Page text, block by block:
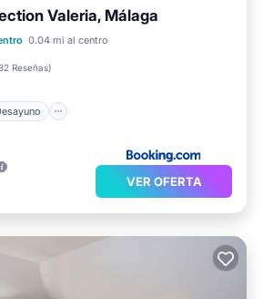
Valeria, Málaga
0.04 mi al centro
Reseñas)
Desayuno
VER OFERTA